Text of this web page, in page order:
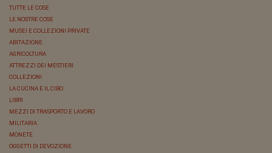
TUTTE LE COSE
LE NOSTRE COSE
MUSEI E COLLEZIONI PRIVATE
ABITAZIONE
AGRICOLTURA
ATTREZZI DEI MESTIERI
COLLEZIONI
LA CUCINA E IL CIBO
LIBRI
MEZZI DI TRASPORTO E LAVORO
MILITARIA
MONETE
OGGETTI DI DEVOZIONE